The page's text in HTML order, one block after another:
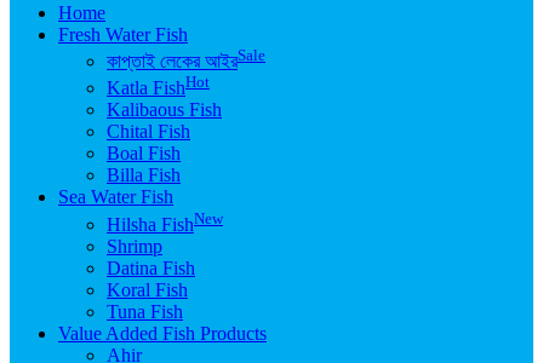
Home
Fresh Water Fish
কাপ্তাই লেকের আইরSale
Katla FishHot
Kalibaous Fish
Chital Fish
Boal Fish
Billa Fish
Sea Water Fish
Hilsha FishNew
Shrimp
Datina Fish
Koral Fish
Tuna Fish
Value Added Fish Products
Ahir